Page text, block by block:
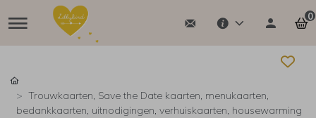
0
Trouwkaarten, Save the Date kaarten, menukaarten,
bedankkaarten, uitnodigingen, verhuiskaarten, housewarming